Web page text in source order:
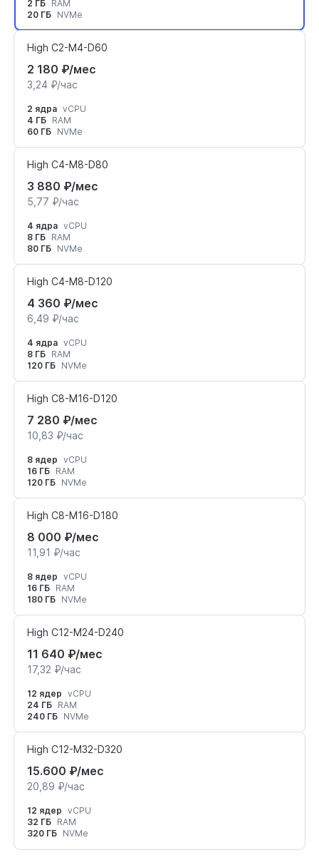
2 ГБ
RAM
20 ГБ NVMe
High C2-M4-D60
2 180 ₽/мес
3,24 ₽/час
2 ядра vCPU
4 ГБ RAM
60 ГБ NVMe
High C4-M8-D80
3 880 ₽/мес
5,77 ₽/час
4 ядра vCPU
8 ГБ RAM
80 ГБ NVMe
High C4-M8-D120
4 360 ₽/мес
6,49 ₽/час
4 ядра vCPU
8 ГБ RAM
120 ГБ NVMe
High C8-M16-D120
7 280 ₽/мес
10,83 ₽/час
8 ядер vCPU
16 ГБ RAM
120 ГБ NVMe
High C8-M16-D180
8 000 ₽/мес
11,91 ₽/час
8 ядер vCPU
16 ГБ RAM
180 ГБ NVMe
High C12-M24-D240
11 640 ₽/мес
17,32 ₽/час
12 ядер vCPU
24 ГБ RAM
240 ГБ NVMe
High C12-M32-D320
15.600 ₽/мес
20,89 ₽/час
12 ядер vCPU
32 ГБ RAM
320 ГБ NVMe